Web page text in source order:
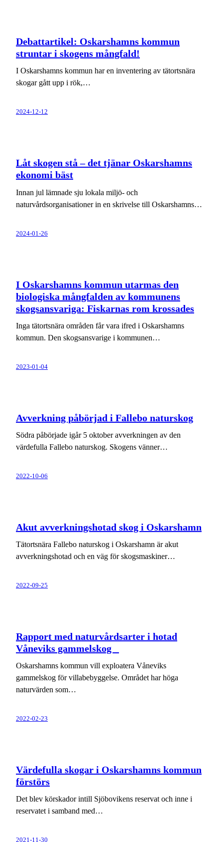
Debattartikel: Oskarshamns kommun
struntar i skogens mångfald!
I Oskarshamns kommun har en inventering av tätortsnära
skogar gått upp i rök,…
2024-12-12
Låt skogen stå – det tjänar Oskarshamns
ekonomi bäst
Innan jul lämnade sju lokala miljö- och
naturvårdsorganisationer in en skrivelse till Oskarshamns…
2024-01-26
I Oskarshamns kommun utarmas den
biologiska mångfalden av kommunens
skogsansvariga: Fiskarnas rom krossades
Inga tätortsnära områden får vara ifred i Oskarshamns
kommun. Den skogsansvarige i kommunen…
2023-01-04
Avverkning påbörjad i Fallebo naturskog
Södra påbörjade igår 5 oktober avverkningen av den
värdefulla Fallebo naturskog. Skogens vänner…
2022-10-06
Akut avverkningshotad skog i Oskarshamn
Tätortsnära Fallebo naturskog i Oskarshamn är akut
avverkningshotad och en väg för skogsmaskiner…
2022-09-25
Rapport med naturvårdsarter i hotad
Våneviks gammelskog
Oskarshamns kommun vill exploatera Våneviks
gammelskog för villabebyggelse. Området har höga
naturvärden som…
2022-02-23
Värdefulla skogar i Oskarshamns kommun
förstörs
Det blev körskador intill Sjöbovikens reservat och inne i
reservatet i samband med…
2021-11-30